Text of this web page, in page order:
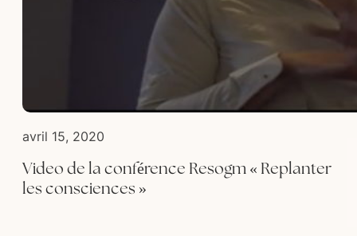
avril 15, 2020
Video de la conférence Resogm « Replanter
les consciences »